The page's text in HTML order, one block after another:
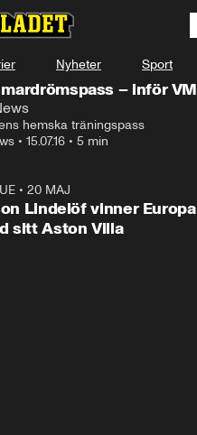
Nyheter Sport
– inför VM
hemska träningspass
• 15.07.16 • 5 min
• 20 MAJ
Lindelöf vinner Europa
sitt Aston Villa